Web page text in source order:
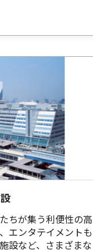
ちが集う利便性の高
エンタテイメントも
設など、さまざまな